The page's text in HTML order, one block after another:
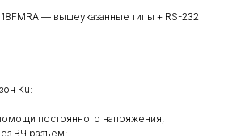
— вышеуказанные типы + RS-232
Кu:
постоянного напряжения,
ВЧ разъем: